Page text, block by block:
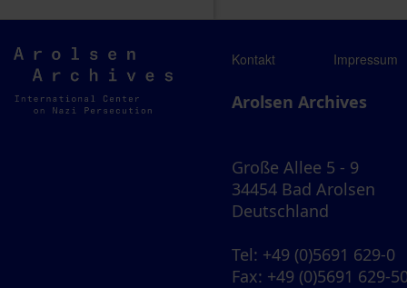
Arolsen
Archives
Kontakt Impressum
Arolsen Archives
Große Allee 5 - 9
34454 Bad Arolsen
Deutschland
Tel: +49 (0)5691 629-0
Fax: +49 (0)5691 629-